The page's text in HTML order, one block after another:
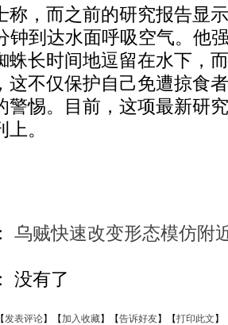
，而之前的研究报告显
钟到达水面呼吸空气。他
蛛长时间地逗留在水下，
这不仅保护自己免遭掠食
警惕。目前，这项最新研
。
乌贼快速改变形态模仿附
没有了
【发表评论】【加入收藏】【告诉好友】【打印此文】